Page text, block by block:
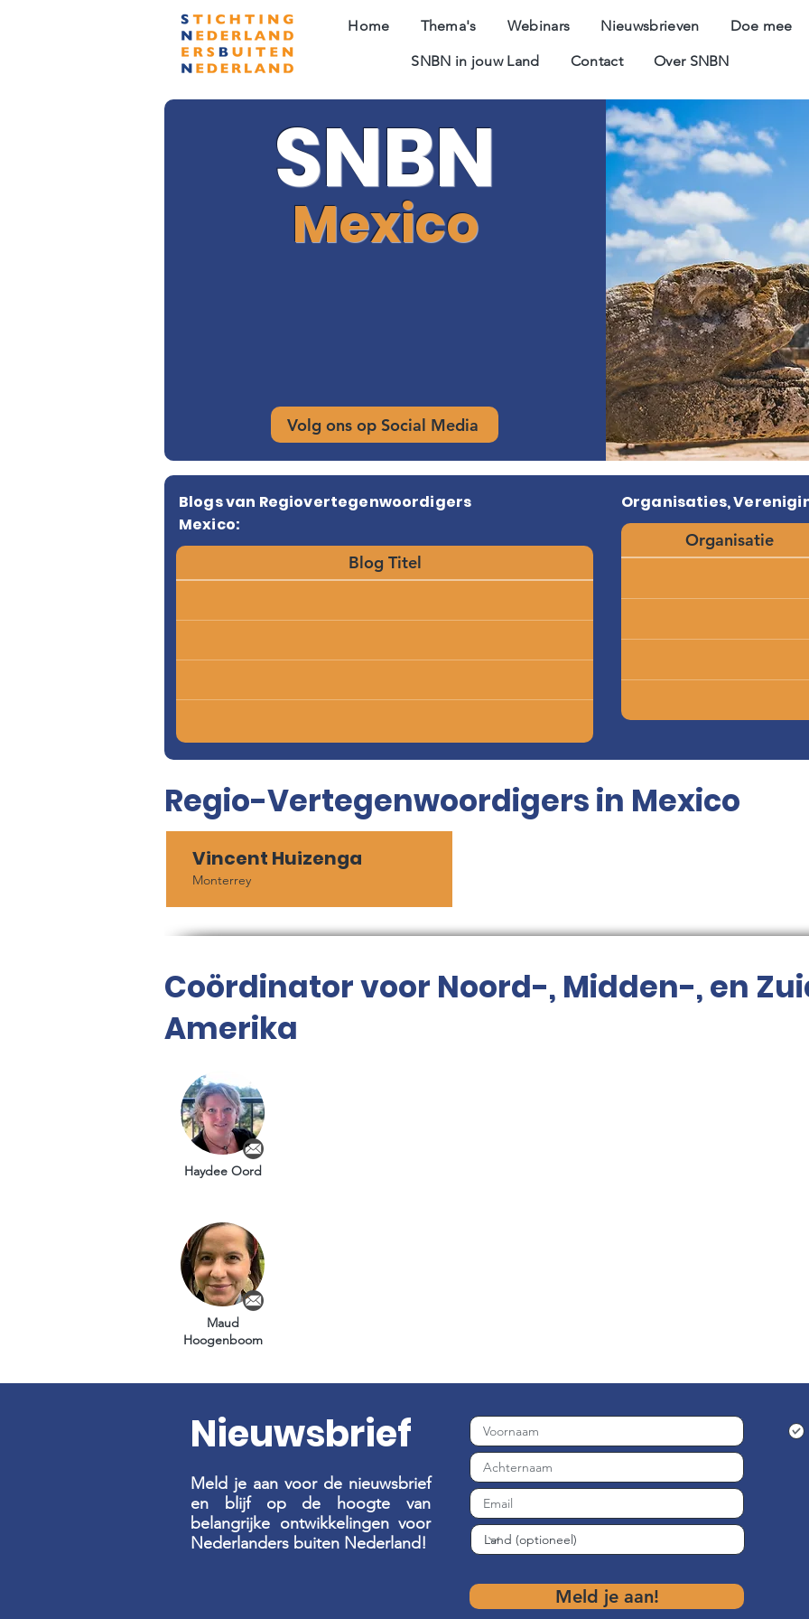
Home Thema's Webinars Nieuwsbrieven Doe mee
SNBN in jouw Land Contact Over SNBN
Mexico
SNBN
Volg ons op Social Media
Blogs van Regiovertegenwoordigers
Mexico:
Blog Titel
Organisaties,
Organisatie
Regio-Vertegenwoordigers in Mexico
Vincent Huizenga
Monterrey
Coördinator voor Noord-, Midden-, en
Amerika
Haydee Oord
Maud
Hoogenboom
Nieuwsbrief
Meld je aan voor de nieuwsbrief
en blijf op de hoogte van
belangrijke ontwikkelingen voor
Nederlanders buiten Nederland!
Meld je aan!